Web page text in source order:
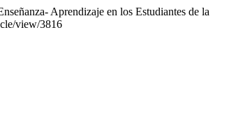
Aprendizaje en los Estudiantes de la
view/3816